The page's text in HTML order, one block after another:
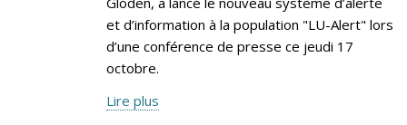
et d’information à la population "LU-Alert" lors
d’une conférence de presse ce jeudi 17
octobre.
Lire plus